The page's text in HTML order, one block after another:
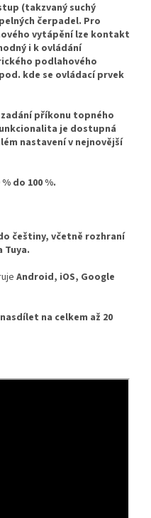
(takzvaný suchý
čerpadel. Pro
vytápění lze kontakt
i k ovládání
podlahového
kde se ovládací prvek
příkonu topného
je dostupná
nastavení v nejnovější
do 100 %.
češtiny, včetně rozhraní
Tuya.
Android, iOS, Google
na celkem až 20